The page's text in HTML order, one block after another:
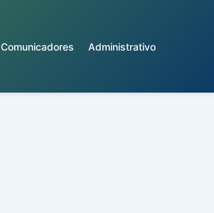
Comunicadores Administrativo